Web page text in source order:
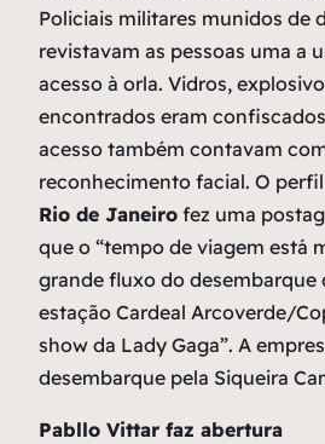
Policiais militares munidos de
revistavam as pessoas uma a
acesso à orla. Vidros,
encontrados eram
acesso também contavam
reconhecimento facial. O
Rio de Janeiro fez uma
que o “tempo de viagem está
grande fluxo do desembarque
estação Cardeal Arcoverde/
show da Lady Gaga”. A
desembarque pela Siqueira
Pabllo Vittar faz abertura